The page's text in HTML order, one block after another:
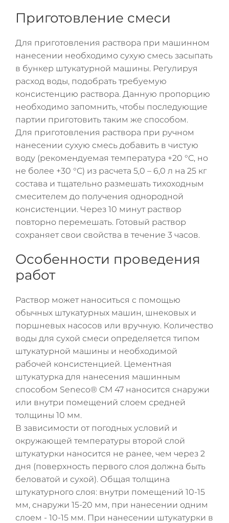
Приготовление смеси
Для приготовления раствора при машинном
нанесении необходимо сухую смесь засыпать
в бункер штукатурной машины. Регулируя
расход воды, подобрать требуемую
консистенцию раствора. Данную пропорцию
необходимо запомнить, чтобы последующие
партии приготовить таким же способом.
Для приготовления раствора при ручном
нанесении сухую смесь добавить в чистую
воду (рекомендуемая температура +20 °С, но
не более +30 °С) из расчета 5,0 – 6,0 л на 25 кг
состава и тщательно размешать тихоходным
смесителем до получения однородной
консистенции. Через 10 минут раствор
повторно перемешать. Готовый раствор
сохраняет свои свойства в течение 3 часов.
Особенности проведения
работ
Раствор может наноситься с помощью
обычных штукатурных машин, шнековых и
поршневых насосов или вручную. Количество
воды для сухой смеси определяется типом
штукатурной машины и необходимой
рабочей консистенцией. Цементная
штукатурка для нанесения машинным
способом Seneco® СМ 47 наносится снаружи
или внутри помещений слоем средней
толщины 10 мм.
В зависимости от погодных условий и
окружающей температуры второй слой
штукатурки наносится не ранее, чем через 2
дня (поверхность первого слоя должна быть
беловатой и сухой). Общая толщина
штукатурного слоя: внутри помещений 10-15
мм, снаружи 15-20 мм, при нанесении одним
слоем - 10-15 мм. При нанесении штукатурки в